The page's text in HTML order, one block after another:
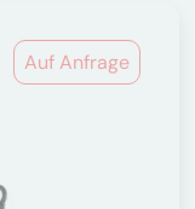
Auf Anfrage